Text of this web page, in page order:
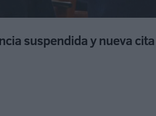
suspendida y nueva